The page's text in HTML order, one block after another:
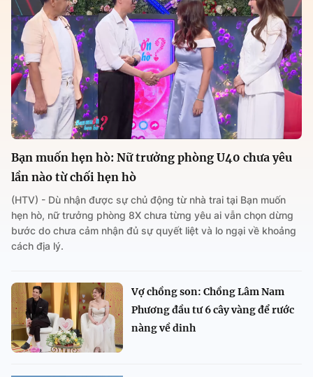
Bạn muốn hẹn hò: Nữ trưởng phòng U40 chưa yêu
lần nào từ chối hẹn hò
(HTV) - Dù nhận được sự chủ động từ nhà trai tại Bạn muốn
hẹn hò, nữ trưởng phòng 8X chưa từng yêu ai vẫn chọn dừng
bước do chưa cảm nhận đủ sự quyết liệt và lo ngại về khoảng
cách địa lý.
Vợ chồng son: Chồng Lâm Nam
Phương đầu tư 6 cây vàng để rước
nàng về dinh